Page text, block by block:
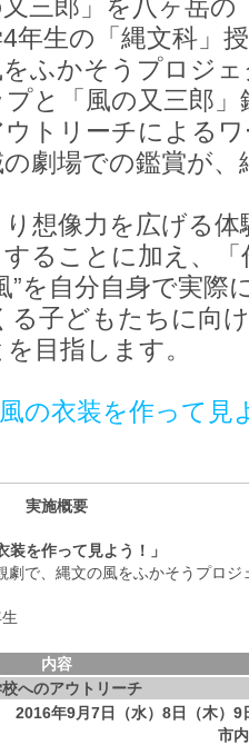
又三郎」を八ヶ岳
年生の「縄文科」
ふかそうプロジ
と「風の又三郎
トリーチによる
劇場での鑑賞が
想像力を広げる
ることに加え、
”を自分自身で実際
る子どもたちに向
目指します。
風の衣装を作って
実施概要
装を作って見よう！」
劇で、縄文の風をふかそうプロジ
内容
へのアウトリーチ
2016年9月7日（水）8日（木）9
市